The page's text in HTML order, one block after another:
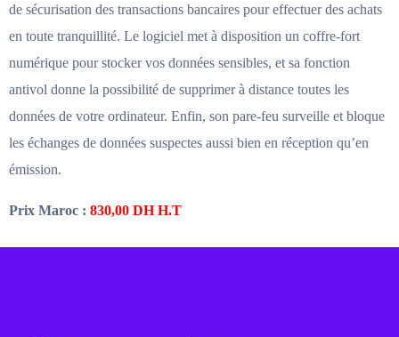
de sécurisation des transactions bancaires pour effectuer des achats
en toute tranquillité. Le logiciel met à disposition un coffre-fort
numérique pour stocker vos données sensibles, et sa fonction
antivol donne la possibilité de supprimer à distance toutes les
données de votre ordinateur. Enfin, son pare-feu surveille et bloque
les échanges de données suspectes aussi bien en réception qu’en
émission.
Prix Maroc : 830,00 DH H.T